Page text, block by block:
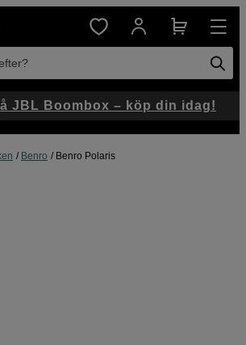
Benro Benro Polaris
JBL Boombox – köp din idag!